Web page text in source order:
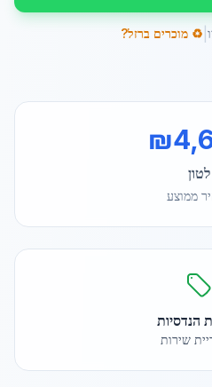
♻️ מוכרים ברזל?
₪
לטון
ממוצע
הנדסיות
שירות